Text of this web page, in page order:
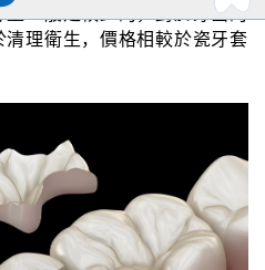
一般是較少的，對於牙齒的
理衛生，價格相較於瓷牙套